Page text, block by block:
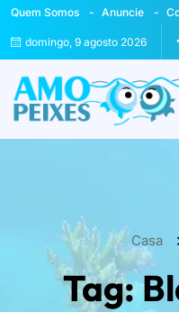
Quem Somos Anuncie
domingo, 9 agosto 2026
Casa
Tag: